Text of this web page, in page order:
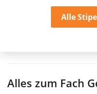
Alle
Alles zum Fach